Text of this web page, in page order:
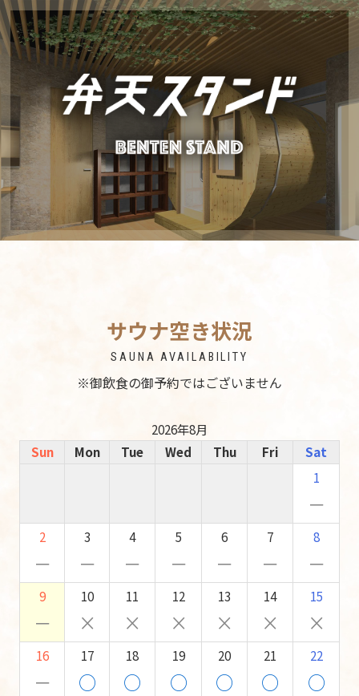
サウナ空き状況
SAUNA AVAILABILITY
※御飲食の御予約ではございません
2026年8月
Sun
Mon Tue Wed Thu Fri
Sat
1
－
2
－
3
－
4
－
5
－
6
－
7
－
8
－
9
－
10
×
11
×
12
×
13
×
14
×
15
×
16
－
17
○
18
○
19
○
20
○
21
○
22
○